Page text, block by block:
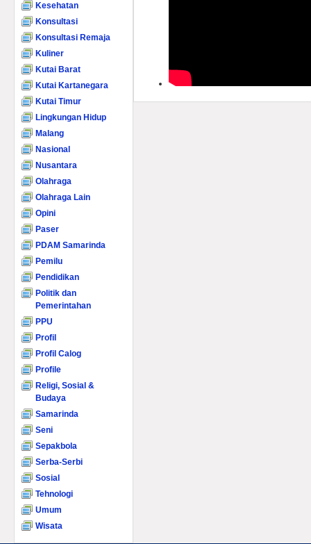
Kesehatan
Konsultasi
Konsultasi Remaja
Kuliner
Kutai Barat
Kutai Kartanegara
Kutai Timur
Lingkungan Hidup
Malang
Nasional
Nusantara
Olahraga
Olahraga Lain
Opini
Paser
PDAM Samarinda
Pemilu
Pendidikan
Politik dan
Pemerintahan
PPU
Profil
Profil Calog
Profile
Religi, Sosial &
Budaya
Samarinda
Seni
Sepakbola
Serba-Serbi
Sosial
Tehnologi
Umum
Wisata